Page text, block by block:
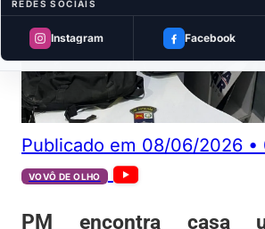
REDES SOCIAIS
Instagram Facebook
Publicado em 08/06/2026 •
VOVÔ DE OLHO
PM encontra casa